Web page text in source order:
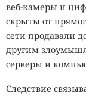
веб-камеры и
скрыты от
сети продавали
другим
серверы и
Следствие